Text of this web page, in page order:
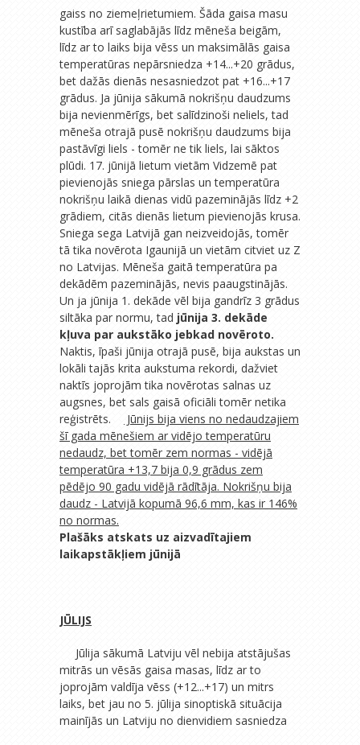
gaiss no ziemeļrietumiem. Šāda gaisa masu
kustība arī saglabājās līdz mēneša beigām,
līdz ar to laiks bija vēss un maksimālās gaisa
temperatūras nepārsniedza +14...+20 grādus,
bet dažās dienās nesasniedzot pat +16...+17
grādus. Ja jūnija sākumā nokrišņu daudzums
bija nevienmērīgs, bet salīdzinoši neliels, tad
mēneša otrajā pusē nokrišņu daudzums bija
pastāvīgi liels - tomēr ne tik liels, lai sāktos
plūdi. 17. jūnijā lietum vietām Vidzemē pat
pievienojās sniega pārslas un temperatūra
nokrišņu laikā dienas vidū pazeminājās līdz +2
grādiem, citās dienās lietum pievienojās krusa.
Sniega sega Latvijā gan neizveidojās, tomēr
tā tika novērota Igaunijā un vietām citviet uz Z
no Latvijas. Mēneša gaitā temperatūra pa
dekādēm pazeminājās, nevis paaugstinājās.
Un ja jūnija 1. dekāde vēl bija gandrīz 3 grādus
siltāka par normu, tad jūnija 3. dekāde
kļuva par aukstāko jebkad novēroto.
Naktis, īpaši jūnija otrajā pusē, bija aukstas un
lokāli tajās krita aukstuma rekordi, dažviet
naktīs joprojām tika novērotas salnas uz
augsnes, bet sals gaisā oficiāli tomēr netika
reģistrēts.
Jūnijs bija viens no nedaudzajiem
šī gada mēnešiem ar vidējo temperatūru
nedaudz, bet tomēr zem normas - vidējā
temperatūra +13,7 bija 0,9 grādus zem
pēdējo 90 gadu vidējā rādītāja. Nokrišņu bija
daudz - Latvijā kopumā 96,6 mm, kas ir 146%
no normas.
Plašāks atskats uz aizvadītajiem
laikapstākļiem jūnijā
JŪLIJS
Jūlija sākumā Latviju vēl nebija atstājušas
mitrās un vēsās gaisa masas, līdz ar to
joprojām valdīja vēss (+12...+17) un mitrs
laiks, bet jau no 5. jūlija sinoptiskā situācija
mainījās un Latviju no dienvidiem sasniedza